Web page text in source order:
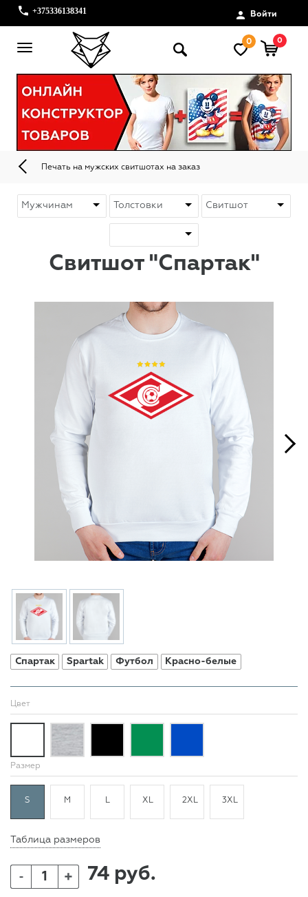
+375336138341 Войти
0 0
Печать на мужских свитшотах на заказ
Свитшот "Спартак"
Спартак Spartak Футбол Красно-белые
Цвет
Размер
S M L XL 2XL 3XL
Таблица размеров
- + 74 руб.